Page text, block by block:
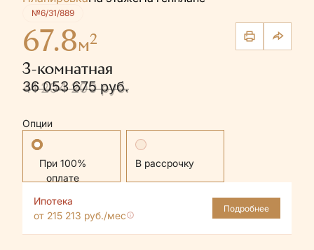
№6/31/889
67.8м2
3-комнатная
41 204 200 руб.
36 053 675 руб.
Опции
Стандартная В рассрочку
Ипотека
от 215 213 руб./мес
Подробнее